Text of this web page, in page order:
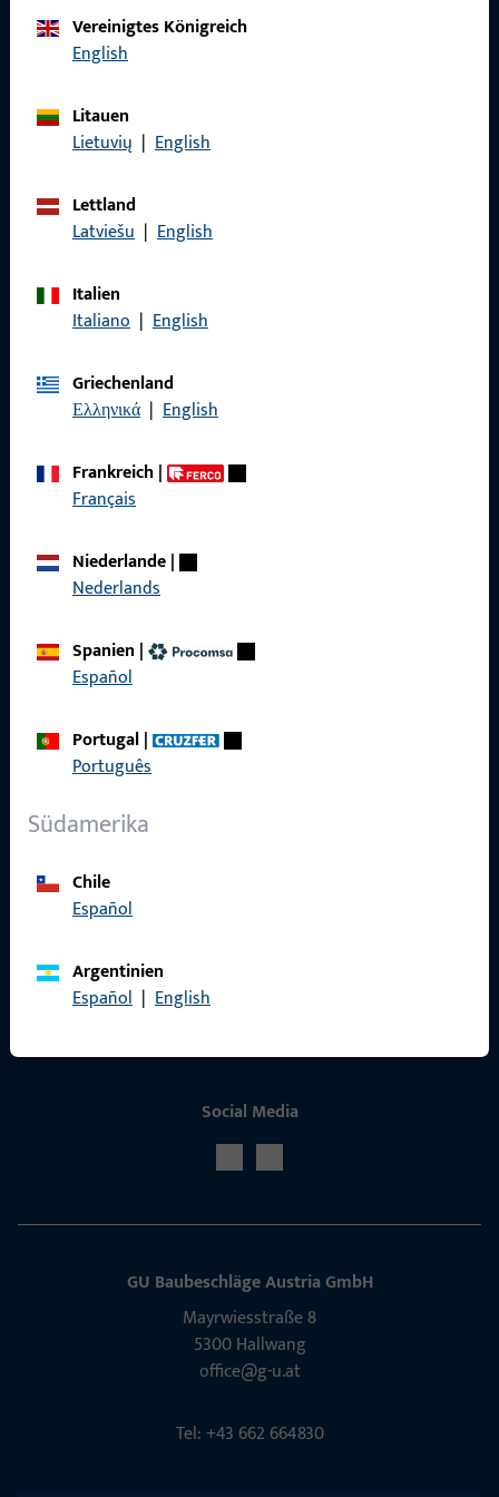
Kontaktieren Sie uns
Vereinigtes Königreich
English
Litauen
Lietuvių | English
Lettland
Latviešu | English
Italien
Italiano | English
Griechenland
Ελληνικά | English
Frankreich|
Français
Niederlande|
Nederlands
Spanien |
Español
Portugal|
Português
Südamerika
Chile
Español
Argentinien
Español | English
Allgemeines
Datenschutz
Schnelleinstieg
Social Media
GU Baubeschläge Aus­tria GmbH
Mayrwies­straße 8
5300 Hall­wang
office@g-u.at
Tel: +43 662 664830